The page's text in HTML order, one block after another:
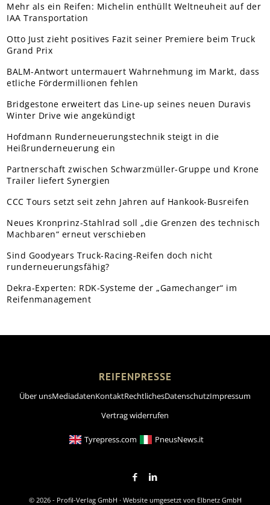
Mehr als ein Reifen: Michelin enthüllt Weltneuheit auf der
IAA Transportation
Otto Just zieht positives Fazit seiner Premiere beim Truck
Grand Prix
BALM-Antwort untermauert Wahrnehmung im Markt, dass
etliche Fördermillionen fehlen
Bridgestone erweitert das Line-up seines neuen Duravis
Winter Drive wie angekündigt
Hofdmann Runderneuerungstechnik steigt in die
Heißrunderneuerung ein
Partnerschaft zwischen Schwarzmüller-Gruppe und Krone
Trailer liefert Synergien
CCC Tours setzt seit zehn Jahren auf Hankook-Busreifen
Neues Kronprinz-Stahlrad soll „die Grenzen des technisch
Machbaren“ erneut verschieben
Sind Goodyears Truck-Racing-Reifen doch nicht
runderneuerungsfähig?
Dekra-Experten: RDK-Systeme der „Gamechanger“ im
Reifenmanagement
REIFENPRESSE
Über unsMediadatenKontaktRechtlichesDatenschutzImpressum
Vertrag widerrufen
Tyrepress.com PneusNews.it
© 2026 - Profil-Verlag GmbH · Website umgesetzt von Elbnetz GmbH